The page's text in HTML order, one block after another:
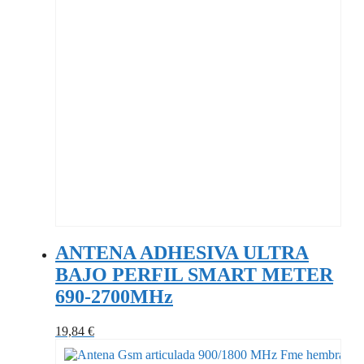
ANTENA ADHESIVA ULTRA
BAJO PERFIL SMART METER
690-2700MHz
19,84 €